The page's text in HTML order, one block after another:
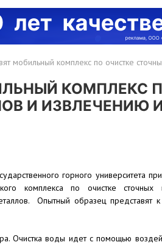
мобильный комплекс по очистке
КОМПЛЕКС
И ИЗВЛЕЧЕНИЮ
горного университета
комплекса по очистке
Опытный образец представят
Очистка воды идет с помощью